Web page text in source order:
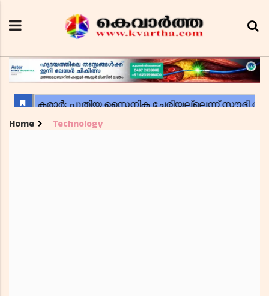
Home Technology